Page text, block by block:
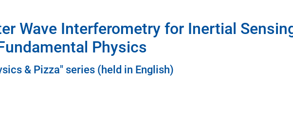
Wave Interferometry for Inertial
Physics
& Pizza" series (held in English)